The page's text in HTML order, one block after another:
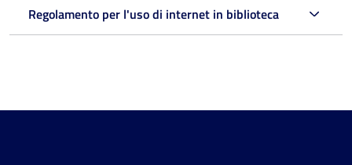
Regolamento per l'uso di internet in biblioteca